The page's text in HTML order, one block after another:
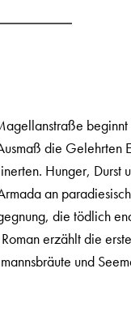
die Gelehrten
Hunger, Durst
an
die tödlich
erzählt die
und